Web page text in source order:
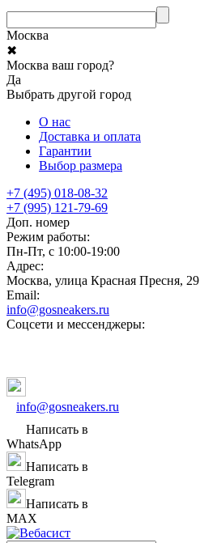
Москва
✖
Москва ваш город?
Да
Выбрать другой город
О нас
Доставка и оплата
Гарантии
Выбор размера
+7 (495) 018-08-32
+7 (995) 121-79-69
Доп. номер
Режим работы:
Пн-Пт, с 10:00-19:00
Адрес:
Москва, улица Красная Пресня, 29
Email:
info@gosneakers.ru
Соцсети и мессенджеры:
info@gosneakers.ru
Написать в
WhatsApp
Написать в
Telegram
Написать в
MAX